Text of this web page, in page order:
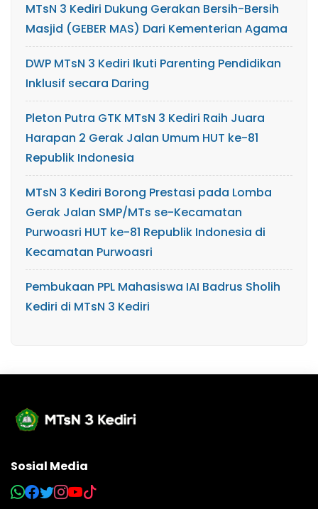
MTsN 3 Kediri Dukung Gerakan Bersih-Bersih
Masjid (GEBER MAS) Dari Kementerian Agama
DWP MTsN 3 Kediri Ikuti Parenting Pendidikan
Inklusif secara Daring
Pleton Putra GTK MTsN 3 Kediri Raih Juara
Harapan 2 Gerak Jalan Umum HUT ke-81
Republik Indonesia
MTsN 3 Kediri Borong Prestasi pada Lomba
Gerak Jalan SMP/MTs se-Kecamatan
Purwoasri HUT ke-81 Republik Indonesia di
Kecamatan Purwoasri
Pembukaan PPL Mahasiswa IAI Badrus Sholih
Kediri di MTsN 3 Kediri
Sosial Media